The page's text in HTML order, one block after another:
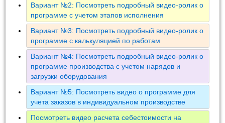
Вариант №2: Посмотреть подробный видео-ролик о
программе с учетом этапов исполнения
Вариант №3: Посмотреть подробный видео-ролик о
программе с калькуляцией по работам
Вариант №4: Посмотреть подробный видео-ролик о
программе производства с учетом нарядов и
загрузки оборудования
Вариант №5: Посмотреть видео о программе для
учета заказов в индивидуальном производстве
Посмотреть видео расчета себестоимости на